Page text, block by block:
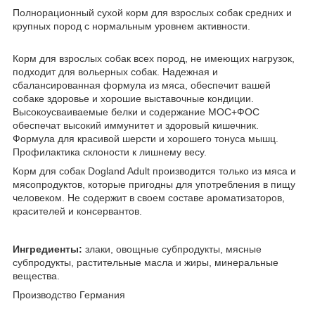
Полнорационный сухой корм для взрослых собак средних и
крупных пород с нормальным уровнем активности.
Корм для взрослых собак всех пород, не имеющих нагрузок,
подходит для вольерных собак. Надежная и
сбалансированная формула из мяса, обеспечит вашей
собаке здоровье и хорошие выставочные кондиции.
Высокоусваиваемые белки и содержание МОС+ФОС
обеспечат высокий иммунитет и здоровый кишечник.
Формула для красивой шерсти и хорошего тонуса мышц.
Профилактика склоности к лишнему весу.
Корм для собак Dogland Adult производится только из мяса и
мясопродуктов, которые пригодны для употребления в пищу
человеком. Не содержит в своем составе ароматизаторов,
красителей и консервантов.
Ингредиенты: злаки, овощные субпродукты, мясные
субпродукты, растительные масла и жиры, минеральные
вещества.
Производство Германия